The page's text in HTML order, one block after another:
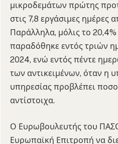
μικροδεμάτων πρώτης
στις 7,8 εργάσιμες ημέρες
Παράλληλα, μόλις το
παραδόθηκε εντός τριών
2024, ενώ εντός πέντε
των αντικειμένων, όταν η
υπηρεσίας προβλέπει
αντίστοιχα.
Ο Ευρωβουλευτής του
Ευρωπαϊκή Επιτροπή να